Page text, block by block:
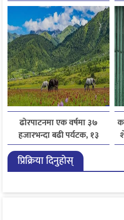
ढोरपाटनमा एक वर्षमा ३७
हजारभन्दा बढी पर्यटक, १३
हजारले बढ्यो आगमन
प्रिक्रिया दिनुहोस्